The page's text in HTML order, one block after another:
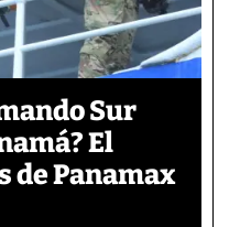
Sur
El
de Panamax